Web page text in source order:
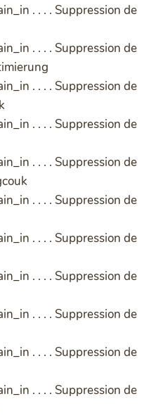
. . . . Suppression de
. . . . Suppression de
. . . . Suppression de
. . . . Suppression de
. . . . Suppression de
. . . . Suppression de
. . . . Suppression de
. . . . Suppression de
. . . . Suppression de
. . . . Suppression de
. . . . Suppression de